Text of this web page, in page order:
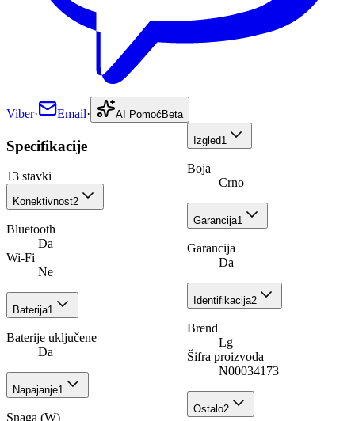
Viber· Email· AI Pomoć Beta
Specifikacije
13 stavki
Konektivnost2
Bluetooth
Da
Wi-Fi
Ne
Baterija1
Baterije uključene
Da
Napajanje1
Snaga (W)
Izgled1
Boja
Crno
Garancija1
Garancija
Da
Identifikacija2
Brend
Lg
Šifra proizvoda
N00034173
Ostalo2